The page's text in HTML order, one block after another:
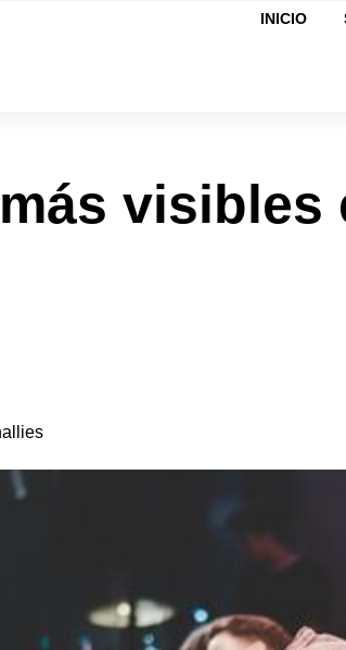
INICIO
visibles